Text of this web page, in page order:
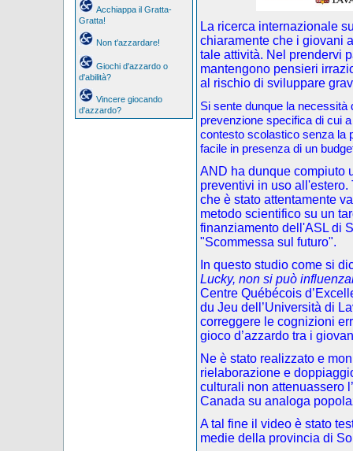
Acchiappa il Gratta-
Gratta!
Non t'azzardare!
Giochi d'azzardo o
d'abilità?
Vincere giocando
d'azzardo?
La ricerca internazionale
chiaramente che i giovani
tale attività. Nel prendervi
mantengono pensieri
al rischio di sviluppare
Si sente dunque la
prevenzione specifica di cui
contesto scolastico senza la
facile in presenza di un
AND ha dunque compiuto
preventivi in uso
che è stato attentamente
metodo scientifico su un
finanziamento dell'ASL di
"Scommessa sul futuro".
In questo studio come si
Lucky, non si può
Centre Québécois
du Jeu dell’Università di
correggere le cognizioni
gioco d’azzardo tra i
Ne è stato realizzato e
rielaborazione e
culturali non attenuassero
Canada su analoga
A tal fine il video è stato
medie della provincia di